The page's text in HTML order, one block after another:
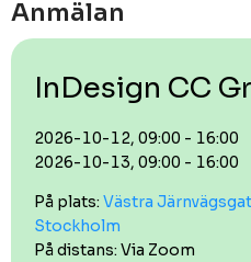
Anmälan
InDesign CC
2026-10-12, 09:00 - 16:00
2026-10-13, 09:00 - 16:00
På plats: Västra
Stockholm
På distans: Via Zoom